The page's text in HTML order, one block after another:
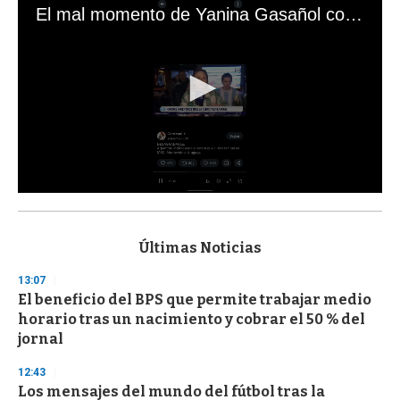
El mal momento de Yanina Gasañol con un hincha argentino en "Subrayado"
s
d
s
o
f
3
s
e
Últimas Noticias
13:07
El beneficio del BPS que permite trabajar medio
horario tras un nacimiento y cobrar el 50 % del
jornal
12:43
Los mensajes del mundo del fútbol tras la